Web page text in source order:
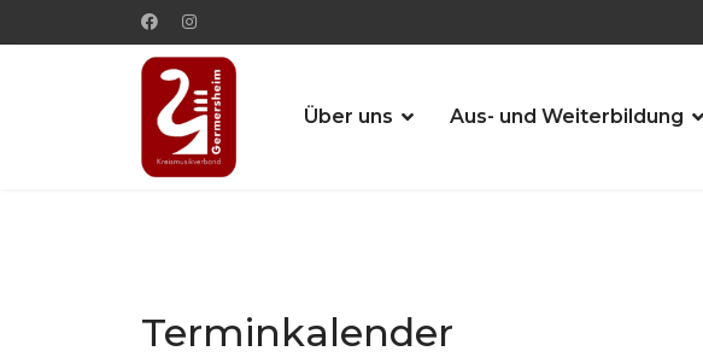
Über uns Aus- und Weiterbildung
Terminkalender